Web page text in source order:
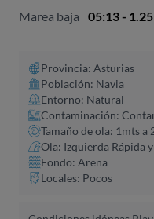
Marea baja 05:13 -
Provincia: Asturias
Población: Navia
Entorno: Natural
Contaminación:
Tamaño de ola: 1mts a
Ola: Izquierda Rápida
Fondo: Arena
Locales: Pocos